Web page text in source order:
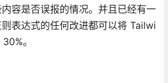
容是否误报的情况。并且已经有一
表达式的任何改进都可以将 Tailwi
。